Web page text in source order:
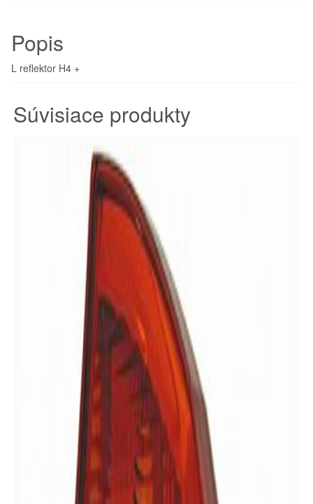
Popis
L reflektor H4 +
Súvisiace produkty